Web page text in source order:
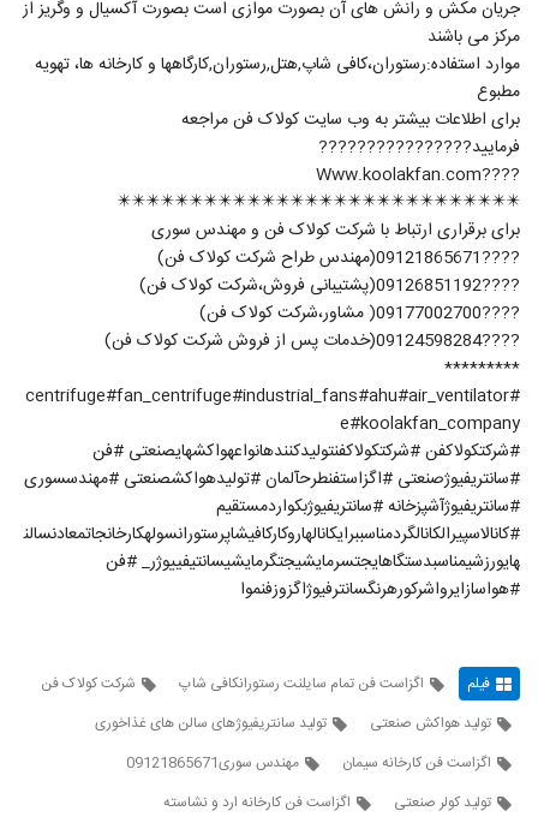
جریان مکش و رانش های آن بصورت موازی است بصورت آکسیال و و‌گریز از
مرکز می باشند
موارد استفاده:رستوران،کافی شاپ,هتل,رستوران,کارگاهها و کارخانه ها، تهویه
مطبوع
برای اطلاعات بیشتر به وب سایت کولاک فن مراجعه
فرمایید????‍????????‍????
????Www.koolakfan.com
✴️✴️✴️✴️✴️✴️✴️✴️✴️✴️✴️✴️✴️✴️✴️✴️✴️✴️✴️✴️✴️✴️✴️✴️✴️✴️✴️✴️
برای برقراری ارتباط با شرکت کولاک فن و مهندس سوری
????09121865671(مهندس طراح شرکت کولاک فن)
????09126851192(پشتیبانی فروش،شرکت کولاک فن)
????09177002700( مشاور،شرکت کولاک فن)
????09124598284(خدمات پس از فروش شرکت کولاک فن)
*********
#centrifuge#fan_centrifuge#industrial_fans#ahu#air_ventilator
e#koolakfan_company
#شرکتکولاکفن #شرکتکولاکفنتولیدکنندهانواعهواکشهایصنعتی #فن
#سانتریفیوژصنعتی #اگزاستفنطرحآلمان #تولیدهواکشصنعتی #مهندسسوری
#سانتریفیوژآشپزخانه #سانتریفیوژبکواردمستقیم
#کانالاسپیرالکانالگردمناسببرایکانالهاروکارکافیشاپرستورانسولهکارخانجاتمعادنسالن
هایورزشیمناسبدستگاهایجتسرمایشیجتگرمایشیسانتیفییوژر_ #فن
#هواسازایرواشرکورهرنگسانترفیوژاگزوزفنموا
فیلم اگزاست فن تمام سایلنت رستورانکافی شاپ
شرکت کولاک فن
تولید هواکش صنعتی
تولید سانتریفیوژهای سالن های غذاخوری
اگزاست فن کارخانه سیمان
مهندس سوری09121865671
تولید کولر صنعتی
اگزاست فن کارخانه ارد و نشاسته